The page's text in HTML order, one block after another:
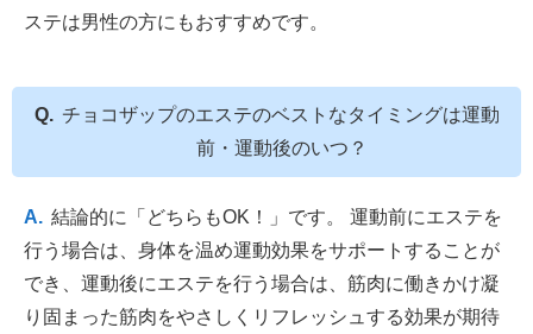
ステは男性の方にもおすすめです。
チョコザップのエステのベストなタイミングは運動
前・運動後のいつ？
結論的に「どちらもOK！」です。 運動前にエステを
行う場合は、身体を温め運動効果をサポートすることが
でき、運動後にエステを行う場合は、筋肉に働きかけ凝
り固まった筋肉をやさしくリフレッシュする効果が期待